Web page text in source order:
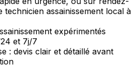
assainissement local à
expérimentés
et 7j/7
: devis clair et détaillé avant